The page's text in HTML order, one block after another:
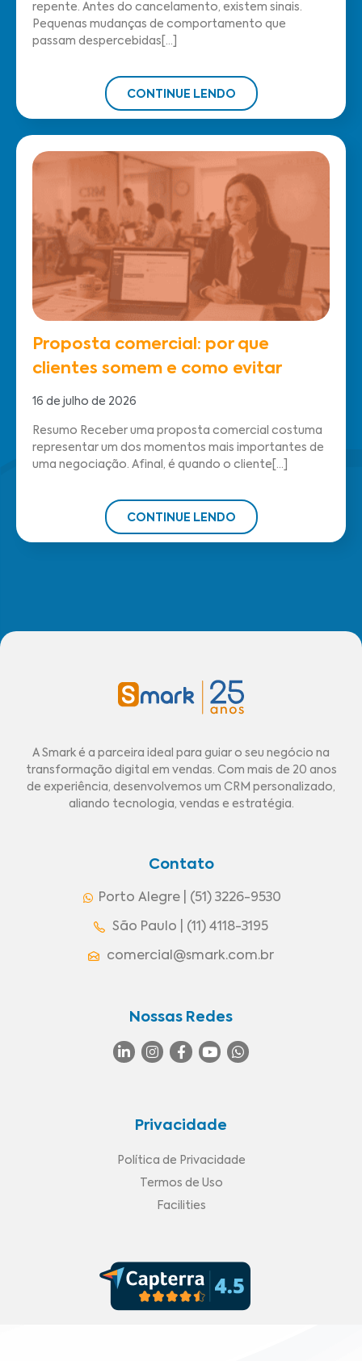
repente. Antes do cancelamento, existem sinais.
Pequenas mudanças de comportamento que
passam despercebidas[...]
CONTINUE LENDO
Proposta comercial: por que
clientes somem e como evitar
16 de julho de 2026
Resumo Receber uma proposta comercial costuma
representar um dos momentos mais importantes de
uma negociação. Afinal, é quando o cliente[...]
CONTINUE LENDO
A Smark é a parceira ideal para guiar o seu negócio na
transformação digital em vendas. Com mais de 20 anos
de experiência, desenvolvemos um CRM personalizado,
aliando tecnologia, vendas e estratégia.
Contato
Porto Alegre | (51) 3226-9530
São Paulo | (11) 4118-3195
comercial@smark.com.br
Nossas Redes
Privacidade
Política de Privacidade
Termos de Uso
Facilities